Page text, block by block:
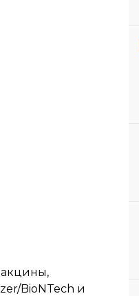
BioNTech и